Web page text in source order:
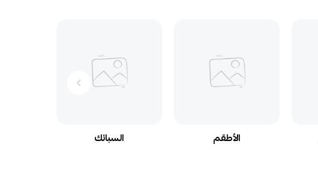
السبائك الأطقم